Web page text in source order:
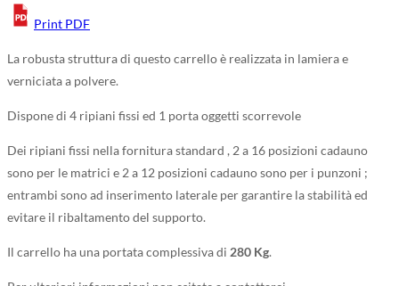
Print PDF
La robusta struttura di questo carrello è realizzata in lamiera e
verniciata a polvere.
Dispone di 4 ripiani fissi ed 1 porta oggetti scorrevole
Dei ripiani fissi nella fornitura standard , 2 a 16 posizioni cadauno
sono per le matrici e 2 a 12 posizioni cadauno sono per i punzoni ;
entrambi sono ad inserimento laterale per garantire la stabilità ed
evitare il ribaltamento del supporto.
Il carrello ha una portata complessiva di 280 Kg.